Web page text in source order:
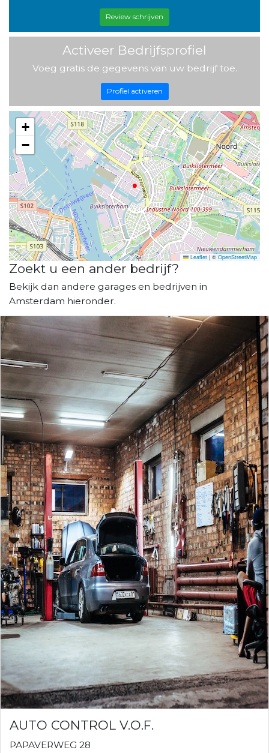
Review schrijven
Activeer Bedrijfsprofiel
Voeg gratis de gegevens van uw bedrijf toe.
Profiel activeren
+
−
Leaflet | © OpenStreetMap
Zoekt u een ander bedrijf?
Bekijk dan andere garages en bedrijven in
Amsterdam hieronder.
AUTO CONTROL V.O.F.
PAPAVERWEG 28